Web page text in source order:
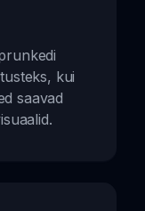
kui
saavad